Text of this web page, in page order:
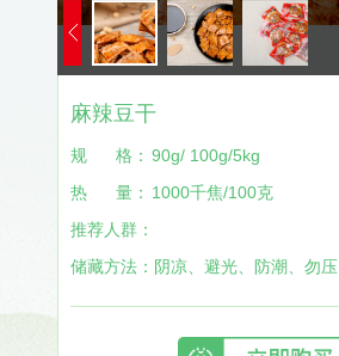
麻辣豆干
规 格： 90g/ 100g/5kg
热
量： 1000千焦/100克
推荐人群：
储藏方法： 阴凉、避光、防潮、勿压